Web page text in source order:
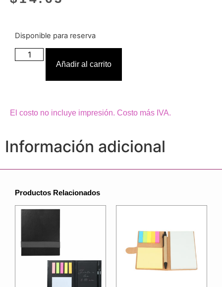
Disponible para reserva
Añadir al carrito
El costo no incluye impresión. Costo más IVA.
Información adicional
Productos Relacionados